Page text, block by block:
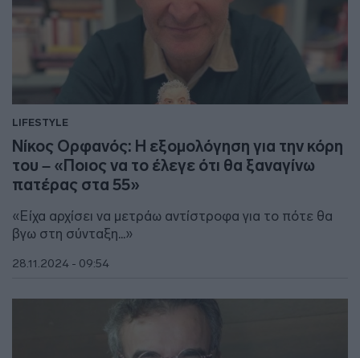
LIFESTYLE
Νίκος Ορφανός: Η εξομολόγηση για την κόρη
του – «Ποιος να το έλεγε ότι θα ξαναγίνω
πατέρας στα 55»
«Είχα αρχίσει να μετράω αντίστροφα για το πότε θα
βγω στη σύνταξη...»
28.11.2024 - 09:54